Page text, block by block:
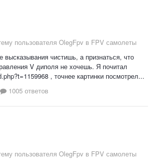
пользователя OlegFpv в FPV самолеты
высказывания чистишь, а признаться, что
V диполя не хочешь. Я почитал
, точнее картинки посмотрел...
1005 ответов
пользователя OlegFpv в FPV самолеты